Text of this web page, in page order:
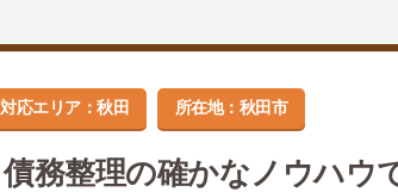
対応エリア：秋田 所在地：秋田市
債務整理の確かなノウハウ